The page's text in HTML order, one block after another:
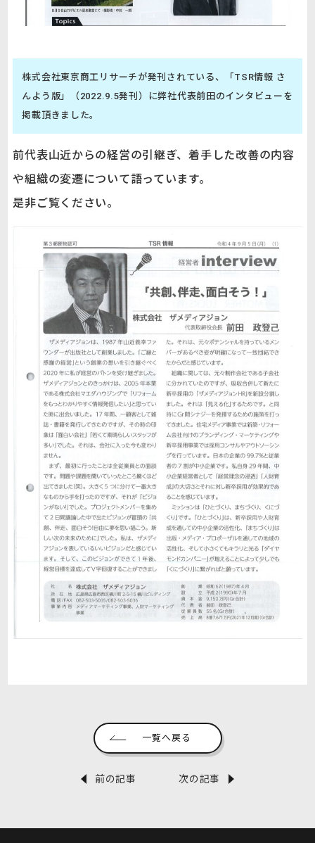
株式会社東京商工リサーチが発刊されている、「TSR情報 さ
んよう版」（2022.9.5発刊）に弊社代表前田のインタビューを
掲載頂きました。
前代表山近からの経営の引継ぎ、着手した改善の内容
や組織の変遷について語っています。
是非ご覧ください。
前の記事
一覧へ戻る
次の記事